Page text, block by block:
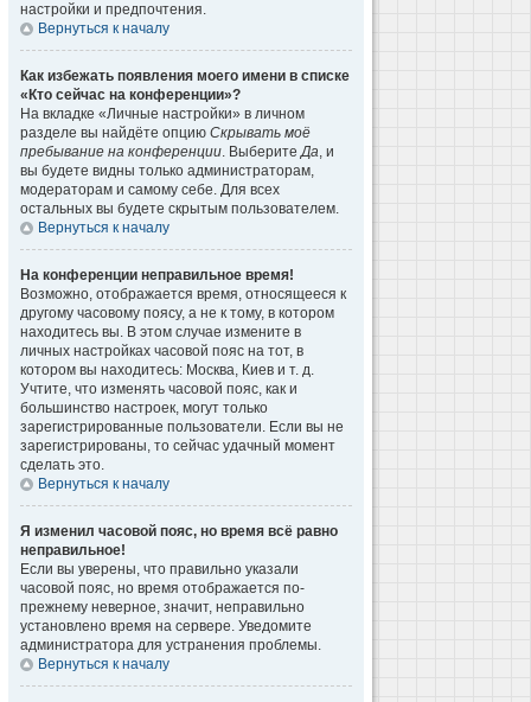
настройки и предпочтения.
Вернуться к началу
Как избежать появления моего имени в списке
«Кто сейчас на конференции»?
На вкладке «Личные настройки» в личном
разделе вы найдёте опцию Скрывать моё
пребывание на конференции. ВыберитеДа, и
вы будете видны только администраторам,
модераторам и самому себе. Для всех
остальных вы будете скрытым пользователем.
Вернуться к началу
На конференции неправильное время!
Возможно, отображается время, относящееся к
другому часовому поясу, а не к тому, в котором
находитесь вы. В этом случае измените в
личных настройках часовой пояс на тот, в
котором вы находитесь: Москва, Киев и т. д.
Учтите, что изменять часовой пояс, как и
большинство настроек, могут только
зарегистрированные пользователи. Если вы не
зарегистрированы, то сейчас удачный момент
сделать это.
Вернуться к началу
Я изменил часовой пояс, но время всё равно
неправильное!
Если вы уверены, что правильно указали
часовой пояс, но время отображается по-
прежнему неверное, значит, неправильно
установлено время на сервере. Уведомите
администратора для устранения проблемы.
Вернуться к началу